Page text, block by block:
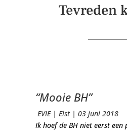
Tevreden
“Mooie BH”
EVIE| Elst| 03 juni 2018
Ik hoef de BH niet eerst